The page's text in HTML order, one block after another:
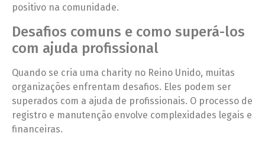
positivo na comunidade.
Desafios comuns e como superá-los
com ajuda profissional
Quando se cria uma charity no Reino Unido, muitas
organizações enfrentam desafios. Eles podem ser
superados com a ajuda de profissionais. O processo de
registro e manutenção envolve complexidades legais e
financeiras.